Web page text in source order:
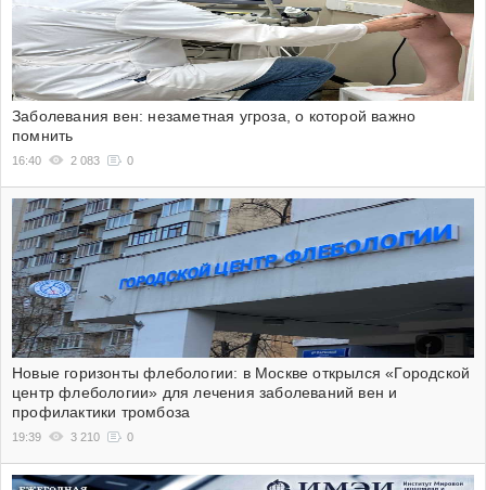
Заболевания вен: незаметная угроза, о которой важно
помнить
16:40 2 083 0
Новые горизонты флебологии: в Москве открылся «Городской
центр флебологии» для лечения заболеваний вен и
профилактики тромбоза
19:39 3 210 0